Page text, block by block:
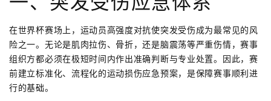
在世界杯赛场上，运动员高强度对抗使突发受伤成为最常见的风
险之一。无论是肌肉拉伤、骨折，还是脑震荡等严重伤情，赛事
组织方都必须在极短时间内作出准确判断与专业处置。因此，赛
前建立标准化、流程化的运动损伤应急预案，是保障赛事顺利进
行的基础。